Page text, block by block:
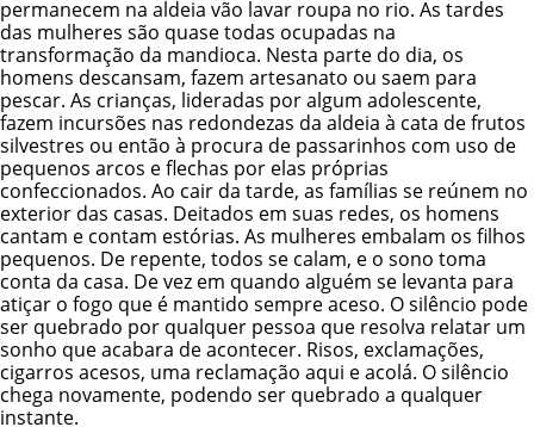
permanecem na aldeia vão lavar roupa no rio. As tardes
das mulheres são quase todas ocupadas na
transformação da mandioca. Nesta parte do dia, os
homens descansam, fazem artesanato ou saem para
pescar. As crianças, lideradas por algum adolescente,
fazem incursões nas redondezas da aldeia à cata de frutos
silvestres ou então à procura de passarinhos com uso de
pequenos arcos e flechas por elas próprias
confeccionados. Ao cair da tarde, as famílias se reúnem no
exterior das casas. Deitados em suas redes, os homens
cantam e contam estórias. As mulheres embalam os filhos
pequenos. De repente, todos se calam, e o sono toma
conta da casa. De vez em quando alguém se levanta para
atiçar o fogo que é mantido sempre aceso. O silêncio pode
ser quebrado por qualquer pessoa que resolva relatar um
sonho que acabara de acontecer. Risos, exclamações,
cigarros acesos, uma reclamação aqui e acolá. O silêncio
chega novamente, podendo ser quebrado a qualquer
instante.